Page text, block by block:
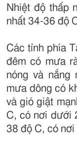
Nhiệt độ thấp
nhất 34-36 độ
Các tỉnh phía
đêm có mưa
nóng và nắng
mưa dông có
và gió giật
C, có nơi dưới
38 độ C, có nơi